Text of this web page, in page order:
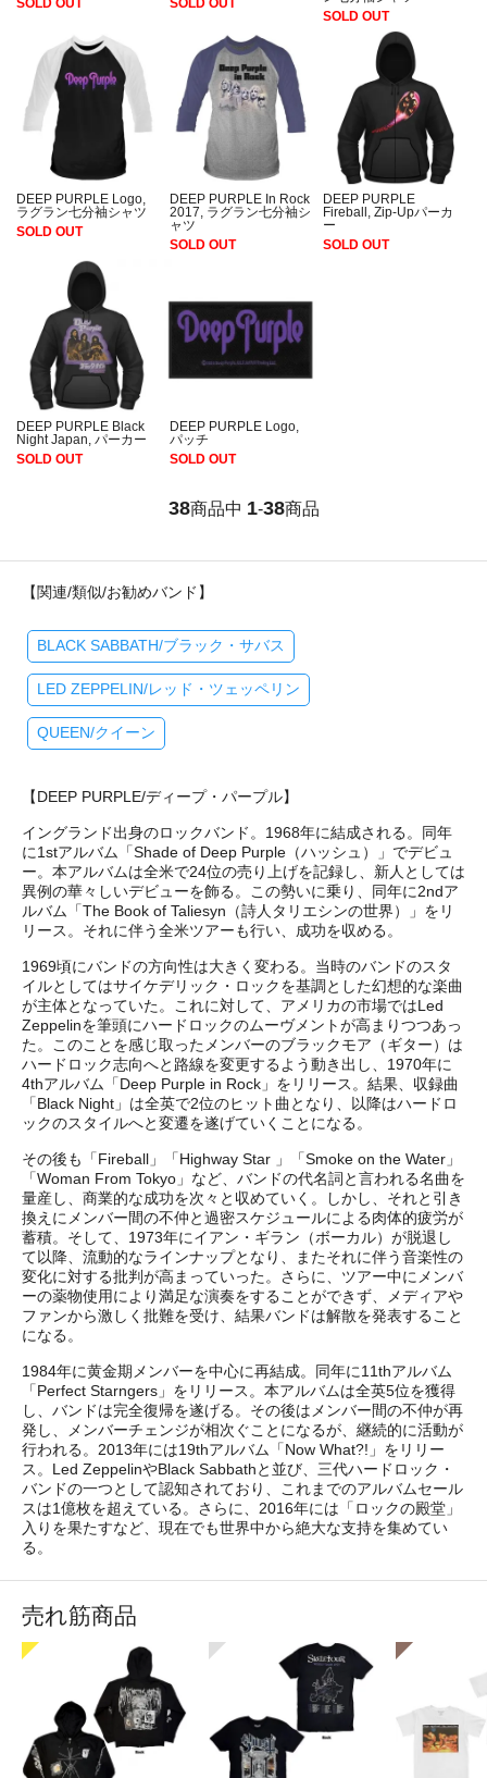
SOLD OUT SOLD OUT
SOLD OUT
DEEP PURPLE Logo,
ラグラン七分袖シャツ
SOLD OUT
DEEP PURPLE In Rock
2017, ラグラン七分袖シ
ャツ
SOLD OUT
DEEP PURPLE
Fireball, Zip-Upパーカ
ー
SOLD OUT
DEEP PURPLE Black
Night Japan, パーカー
SOLD OUT
DEEP PURPLE Logo,
パッチ
SOLD OUT
38商品中 1-38商品
【関連/類似/お勧めバンド】
BLACK SABBATH/ブラック・サバス
LED ZEPPELIN/レッド・ツェッペリン
QUEEN/クイーン
【DEEP PURPLE/ディープ・パープル】
イングランド出身のロックバンド。1968年に結成される。同年
に1stアルバム「Shade of Deep Purple（ハッシュ）」でデビュ
ー。本アルバムは全米で24位の売り上げを記録し、新人としては
異例の華々しいデビューを飾る。この勢いに乗り、同年に2ndア
ルバム「The Book of Taliesyn（詩人タリエシンの世界）」をリ
リース。それに伴う全米ツアーも行い、成功を収める。
1969頃にバンドの方向性は大きく変わる。当時のバンドのスタ
イルとしてはサイケデリック・ロックを基調とした幻想的な楽曲
が主体となっていた。これに対して、アメリカの市場ではLed
Zeppelinを筆頭にハードロックのムーヴメントが高まりつつあっ
た。このことを感じ取ったメンバーのブラックモア（ギター）は
ハードロック志向へと路線を変更するよう動き出し、1970年に
4thアルバム「Deep Purple in Rock」をリリース。結果、収録曲
「Black Night」は全英で2位のヒット曲となり、以降はハードロ
ックのスタイルへと変遷を遂げていくことになる。
その後も「Fireball」「Highway Star 」「Smoke on the Water」
「Woman From Tokyo」など、バンドの代名詞と言われる名曲を
量産し、商業的な成功を次々と収めていく。しかし、それと引き
換えにメンバー間の不仲と過密スケジュールによる肉体的疲労が
蓄積。そして、1973年にイアン・ギラン（ボーカル）が脱退し
て以降、流動的なラインナップとなり、またそれに伴う音楽性の
変化に対する批判が高まっていった。さらに、ツアー中にメンバ
ーの薬物使用により満足な演奏をすることができず、メディアや
ファンから激しく批難を受け、結果バンドは解散を発表すること
になる。
1984年に黄金期メンバーを中心に再結成。同年に11thアルバム
「Perfect Starngers」をリリース。本アルバムは全英5位を獲得
し、バンドは完全復帰を遂げる。その後はメンバー間の不仲が再
発し、メンバーチェンジが相次ぐことになるが、継続的に活動が
行われる。2013年には19thアルバム「Now What?!」をリリー
ス。Led ZeppelinやBlack Sabbathと並び、三代ハードロック・
バンドの一つとして認知されており、これまでのアルバムセール
スは1億枚を超えている。さらに、2016年には「ロックの殿堂」
入りを果たすなど、現在でも世界中から絶大な支持を集めてい
る。
売れ筋商品